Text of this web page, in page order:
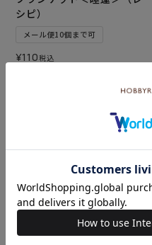
シピ）
メール便10個まで可
¥110税込